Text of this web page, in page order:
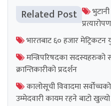
Related Post
भारतबाट ६० हजार मेट्रिकटन
मन्त्रिपरिषदका सदस्यहरुको
क्रान्तिकारीको प्रदर्शन
कालोसूची विवादमा
उम्मेदवारी कायम रहने बाटो खुल्यो